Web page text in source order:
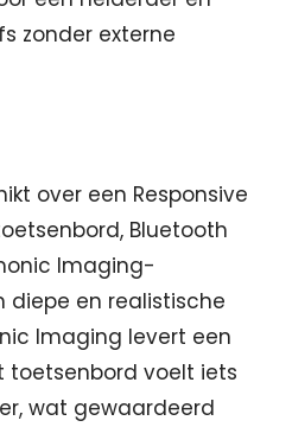
zonder externe
over een Responsive
Bluetooth
Imaging-
diepe en realistische
Imaging levert een
toetsenbord voelt iets
wat gewaardeerd